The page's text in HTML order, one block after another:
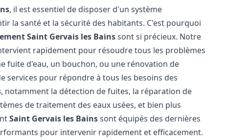
, il est essentiel de disposer d'un système
la santé et la sécurité des habitants. C'est pourquoi
Saint Gervais les Bainssont si précieux. Notre
rapidement pour résoudre tous les problèmes
fuite d'eau, un bouchon, ou une rénovation de
services pour répondre à tous les besoins des
, notamment la détection de fuites, la réparation de
de traitement des eaux usées, et bien plus
Saint Gervais les Bainssont équipés des dernières
pour intervenir rapidement et efficacement.